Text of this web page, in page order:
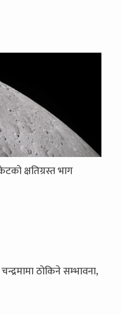
क्षतिग्रस्त भाग
ठोकिने सम्भावना,